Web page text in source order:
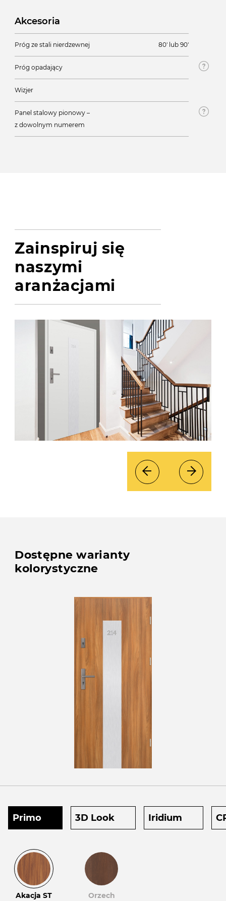
Akcesoria
Próg ze stali nierdzewnej 80' lub 90'
Próg opadający
Wizjer
Panel stalowy pionowy –
z dowolnym numerem
Zainspiruj się
naszymi
aranżacjami
Dostępne warianty
kolorystyczne
Primo 3D Look Iridium
Akacja ST Orzech